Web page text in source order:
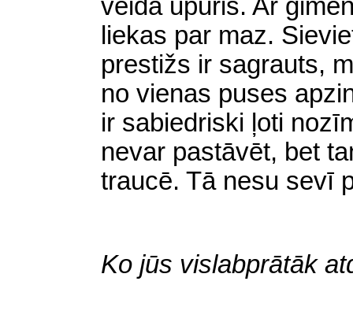
veida upuris. Ar
liekas par maz.
prestižs ir sagrauts,
no vienas puses
ir sabiedriski ļoti
nevar pastāvēt, bet
traucē. Tā nesu sevī
Ko jūs vislabprātāk